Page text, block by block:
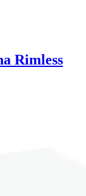
Rimless